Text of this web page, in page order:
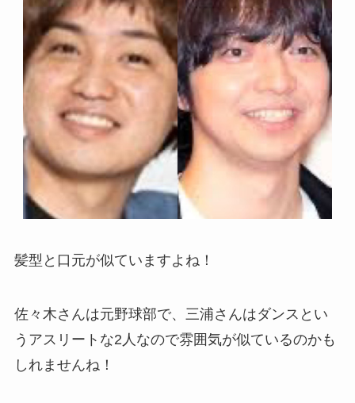
髪型と口元が似ていますよね！
佐々木さんは元野球部で、三浦さんはダンスとい
うアスリートな2人なので雰囲気が似ているのかも
しれませんね！